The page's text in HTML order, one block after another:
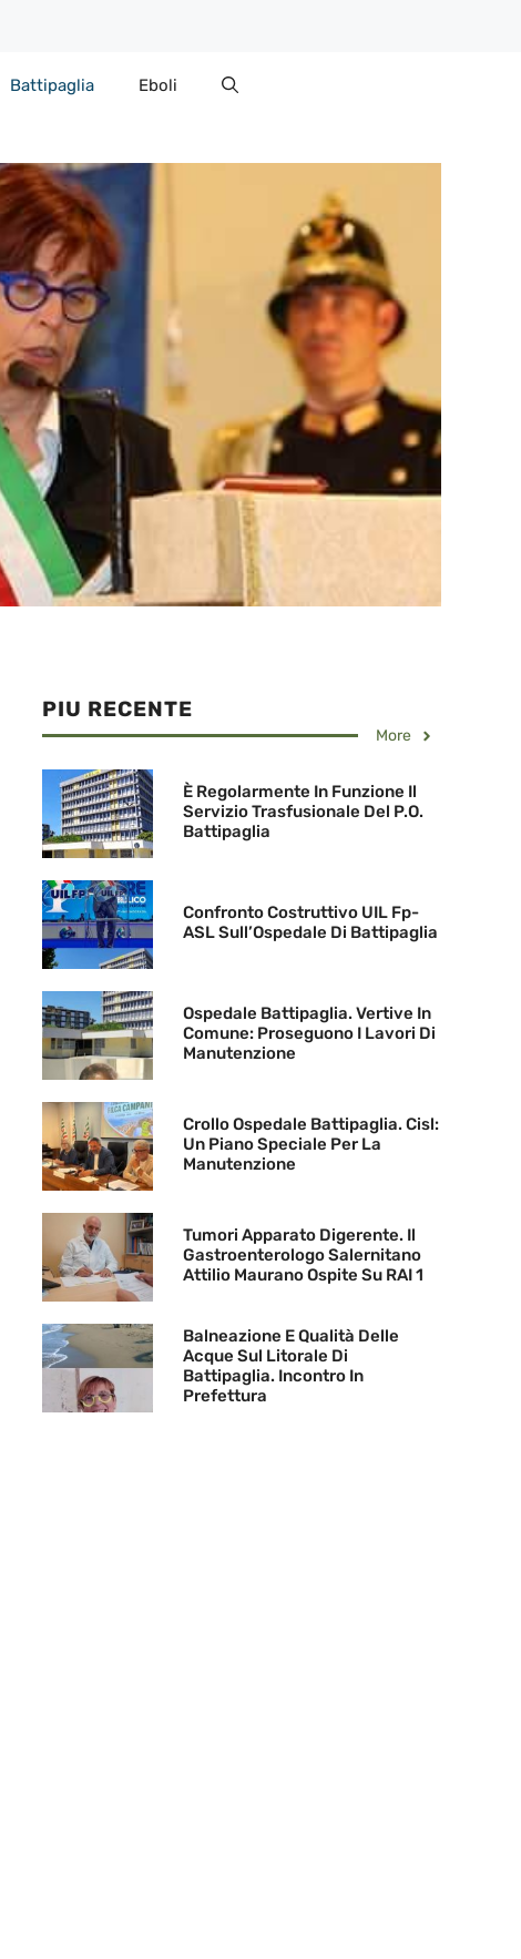
Battipaglia Eboli
PIU RECENTE
More
È Regolarmente In Funzione Il
Servizio Trasfusionale Del P.O.
Battipaglia
Confronto Costruttivo UIL Fp-
ASL Sull’Ospedale Di Battipaglia
Ospedale Battipaglia. Vertive In
Comune: Proseguono I Lavori Di
Manutenzione
Crollo Ospedale Battipaglia. Cisl:
Un Piano Speciale Per La
Manutenzione
Tumori Apparato Digerente. Il
Gastroenterologo Salernitano
Attilio Maurano Ospite Su RAI 1
Balneazione E Qualità Delle
Acque Sul Litorale Di
Battipaglia. Incontro In
Prefettura